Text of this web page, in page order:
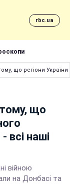
rbc.ua
що регіони України
що
- всі наші
війною
на Донбасі та